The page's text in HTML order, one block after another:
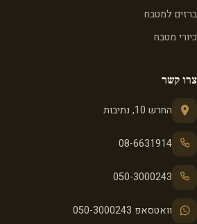
ברזים למטבח
כיורי מטבח
צרו קשר
החרש 10, נתיבות
08-6631914
050-3000243
וואטסאפ 050-3000243